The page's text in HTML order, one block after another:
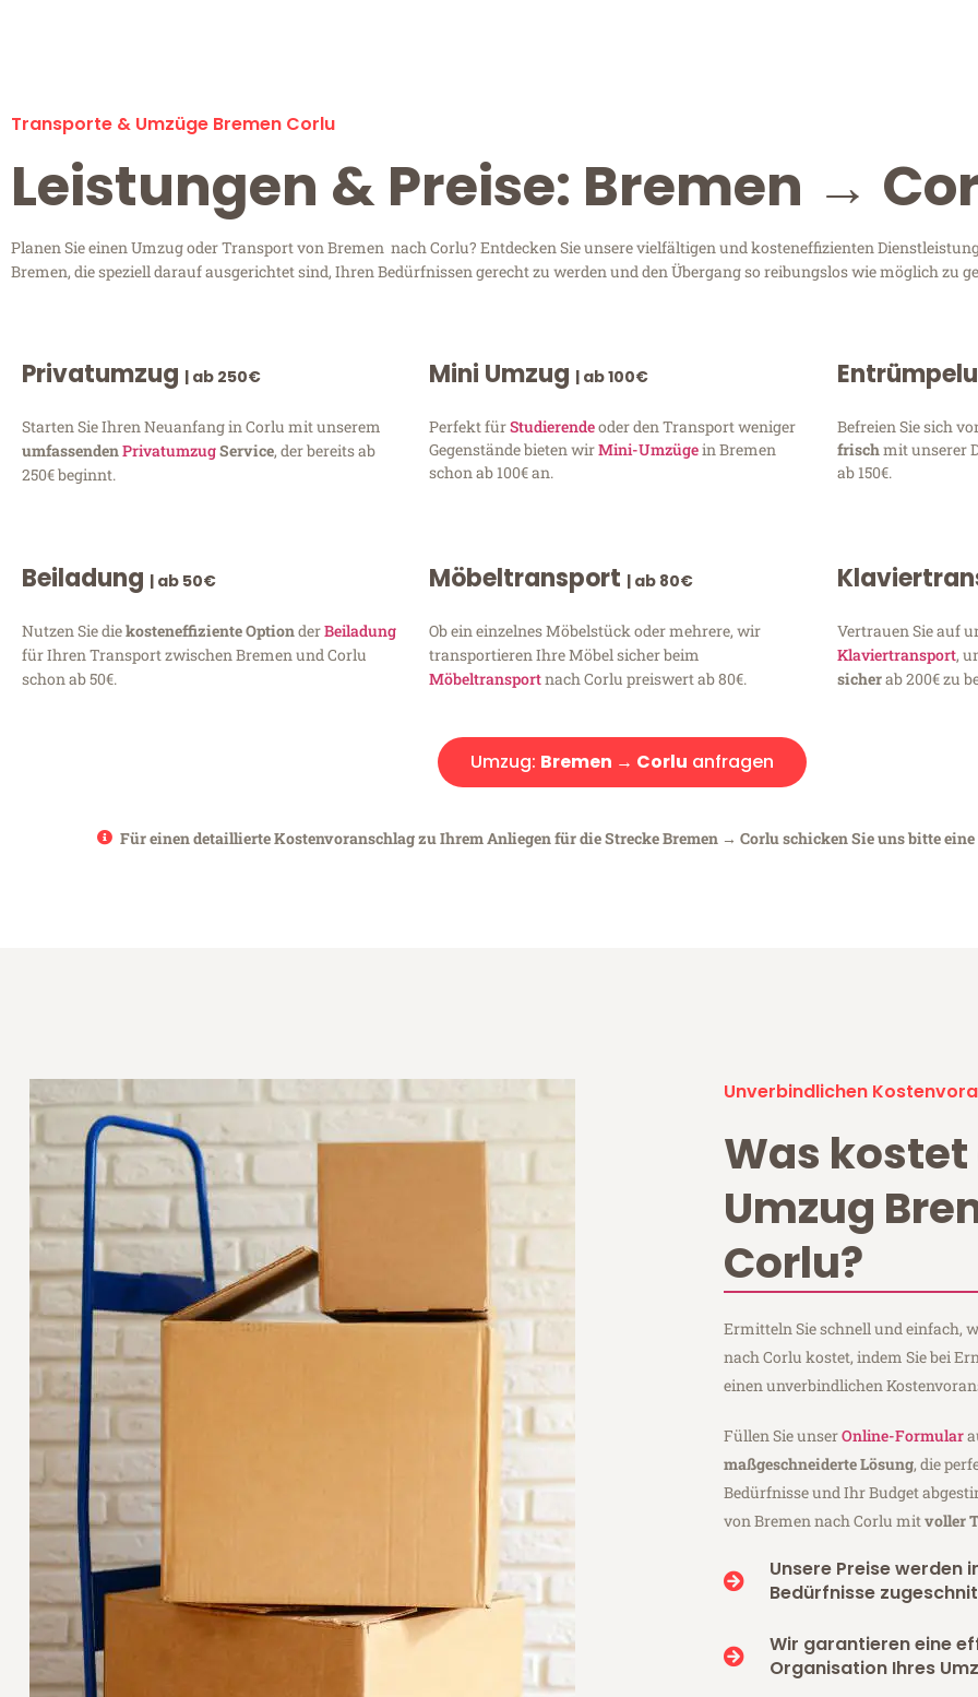
Transporte & Umzüge Bremen Corlu
Leistungen & Preise: Bremen →
Planen Sie einen Umzug oder Transport von Bremen nach Corlu? Entdecken Sie unsere vielfältigen und kosteneffizienten
Bremen, die speziell darauf ausgerichtet sind, Ihren Bedürfnissen gerecht zu werden und den Übergang so reibungslos wie möglich zu
Privatumzug | ab 250€
Starten Sie Ihren Neuanfang in Corlu mit unserem
umfassendenPrivatumzugService, der bereits ab
250€ beginnt.
Mini Umzug | ab 100€
Perfekt fürStudierendeoder den Transport weniger
Gegenstände bieten wirMini-Umzügein Bremen
schon ab 100€ an.
Befreien Sie sich
frischmit unserer
ab 150€.
Beiladung | ab 50€
Nutzen Sie diekosteneffiziente OptionderBeiladung
für Ihren Transport zwischen Bremen und Corlu
schon ab 50€.
Möbeltransport | ab 80€
Ob ein einzelnes Möbelstück oder mehrere, wir
transportieren Ihre Möbel sicher beim
Möbeltransportnach Corlu preiswert ab 80€.
Vertrauen Sie auf
Klaviertransport,
sicherab 200€ zu
Umzug: Bremen → Corlu anfragen
Für einen detaillierte Kostenvoranschlag zu Ihrem Anliegen für die Strecke Bremen → Corlu schicken Sie uns bitte eine
Unverbindlichen
Was kostet
Umzug
Corlu?
Ermitteln Sie schnell und einfach,
nach Corlu kostet, indem Sie bei
einen unverbindlichen
Füllen Sie unserOnline-Formular
maßgeschneiderte Lösung, die
Bedürfnisse und Ihr Budget
von Bremen nach Corlu mitvoller
Unsere Preise werden
Bedürfnisse
Wir garantieren eine
Organisation Ihres